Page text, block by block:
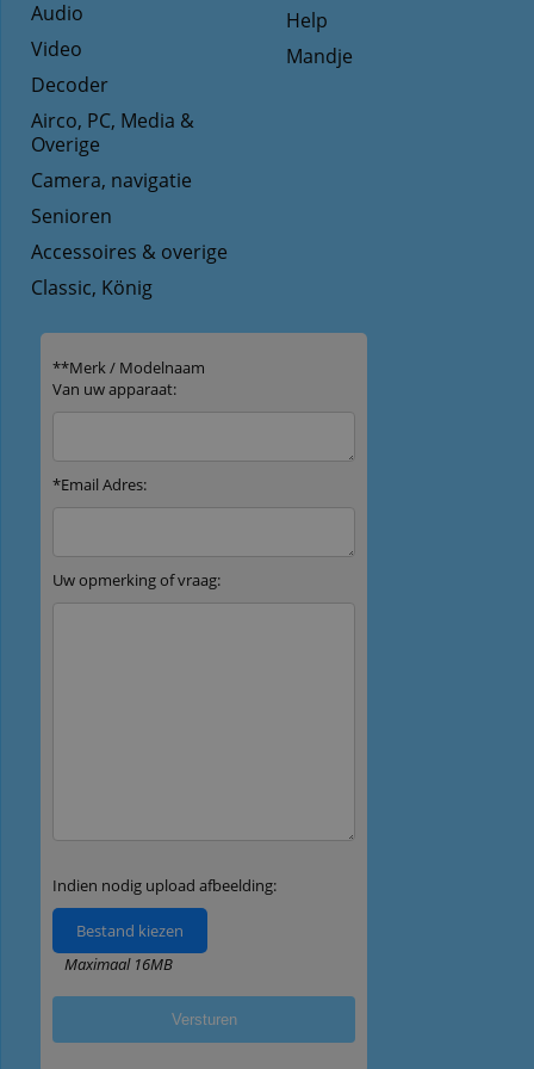
Help
Mandje
Audio
Video
Decoder
Airco, PC, Media &
Overige
Camera, navigatie
Senioren
Accessoires & overige
Classic, König